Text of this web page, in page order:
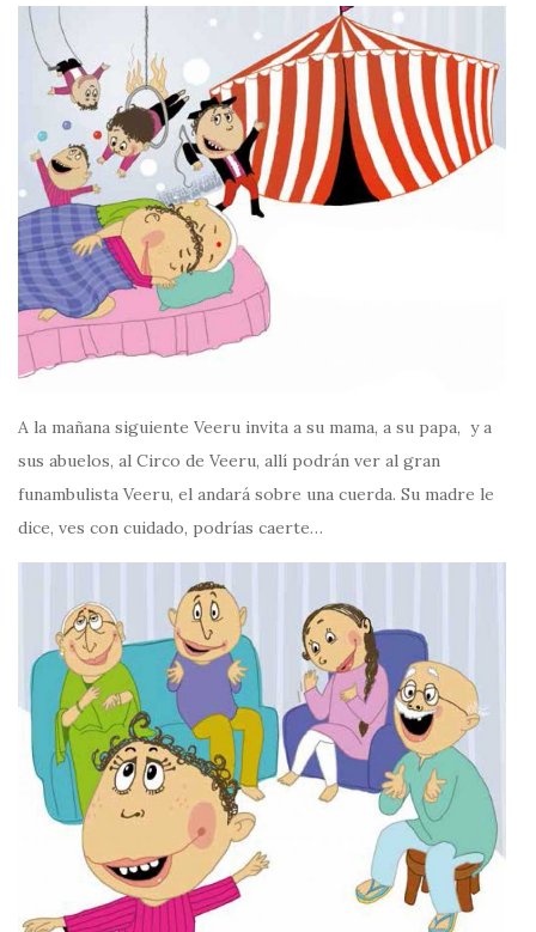
A la mañana siguiente Veeru invita a su mama, a su papa, y a
sus abuelos, al Circo de Veeru, allí podrán ver al gran
funambulista Veeru, el andará sobre una cuerda. Su madre le
dice, ves con cuidado, podrías caerte…